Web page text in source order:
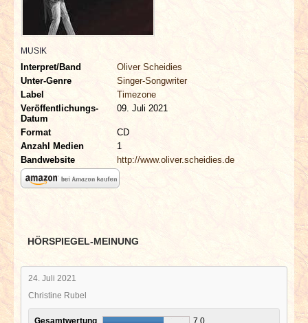
INTERVIEWS
SPECIALS
REDAKTION
LINKS
ARCHIV
MUSIK
Interpret/Band
Oliver Scheidies
Unter-Genre
Singer-Songwriter
Label
Timezone
Veröffentlichungs-
Datum
09. Juli 2021
Format
CD
Anzahl Medien
1
Bandwebsite
http://www.oliver.scheidies.de
HÖRSPIEGEL-MEINUNG
24. Juli 2021
Christine Rubel
Gesamtwertung 7,0